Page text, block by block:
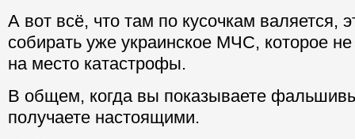
А вот всё, что там по кусочкам валяется,
собирать уже украинское МЧС, которое
на место катастрофы.
В общем, когда вы показываете
получаете настоящими.